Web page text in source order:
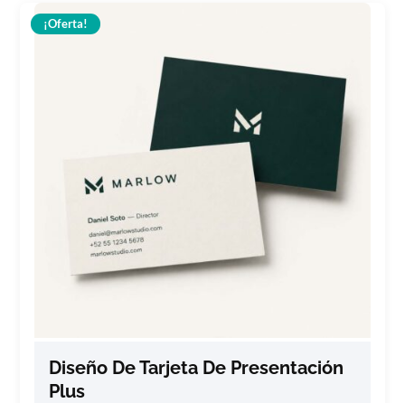
¡Oferta!
Diseño De Tarjeta De Presentación
Plus